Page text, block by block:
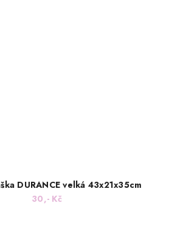
DURANCE velká 43x21x35cm
30,- Kč